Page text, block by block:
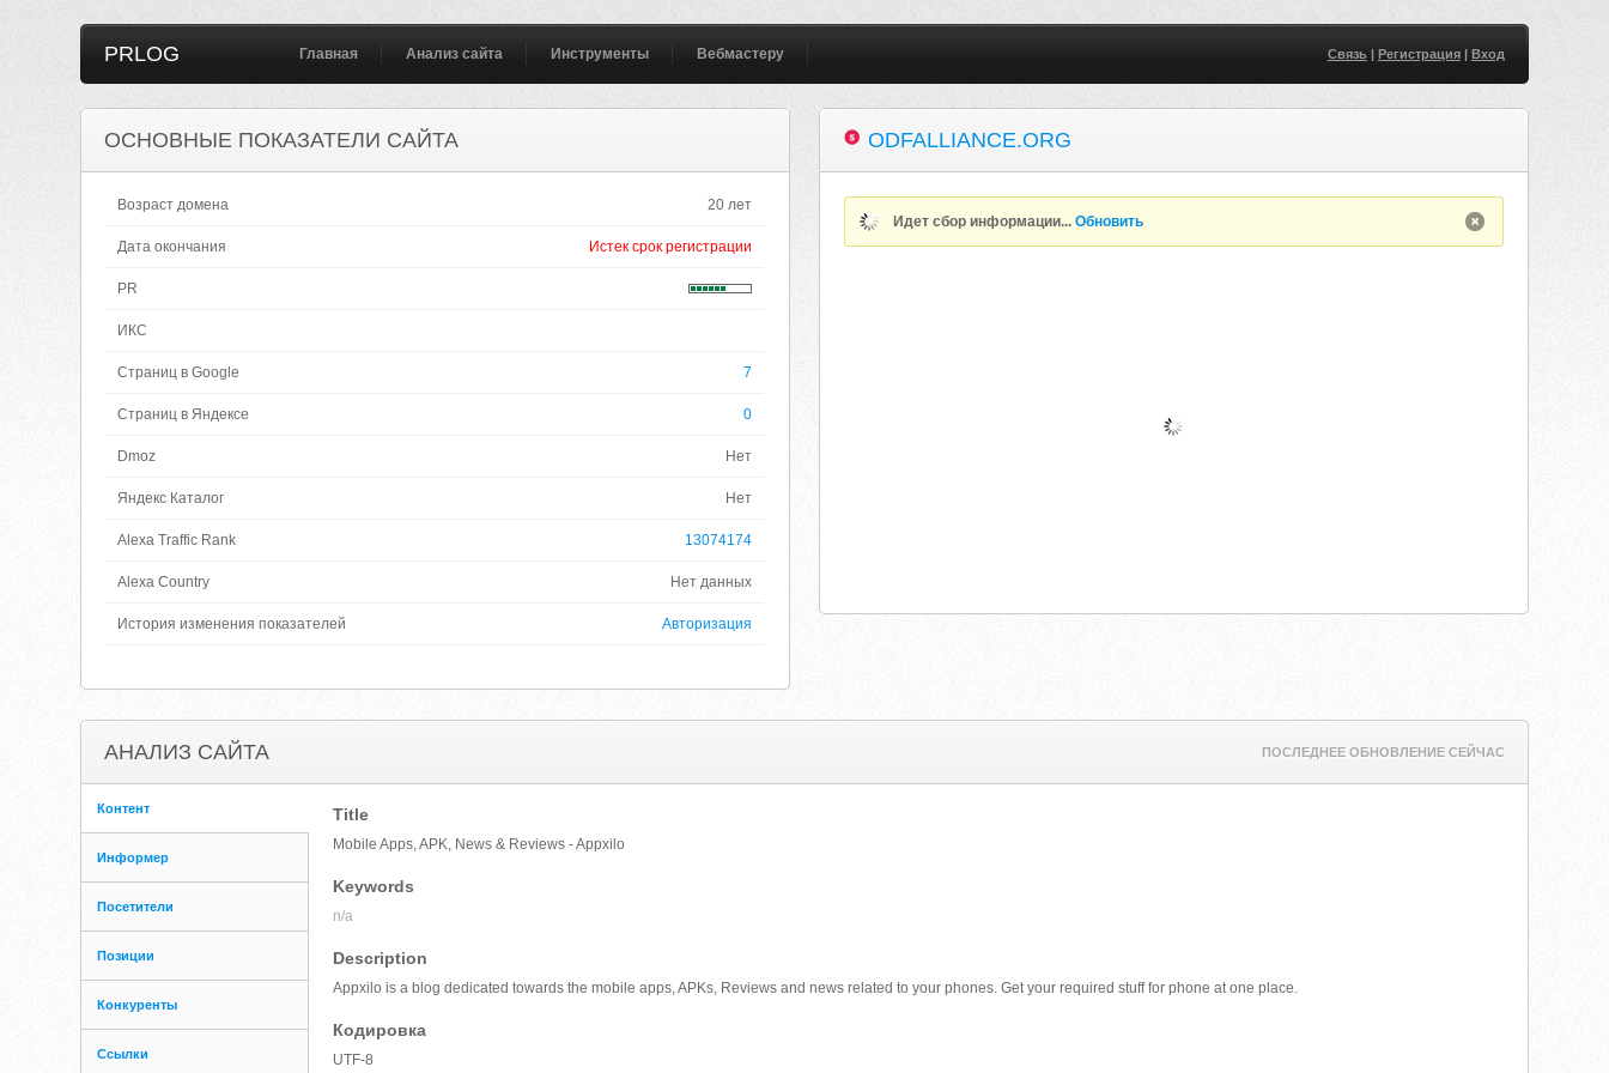
PRLOG Главная Анализ сайта Инструменты Вебмастеру Связь| Регистрация| Вход
ОСНОВНЫЕ ПОКАЗАТЕЛИ САЙТА
Возраст домена 20 лет
Дата окончания Истек срок регистрации
PR
ИКС
Страниц в Google 7
Страниц в Яндексе 0
Dmoz Нет
Яндекс Каталог Нет
Alexa Traffic Rank 13074174
Alexa Country Нет данных
История изменения показателей Авторизация
ODFALLIANCE.ORG
Идет сбор информации...Обновить
АНАЛИЗ САЙТА ПОСЛЕДНЕЕ ОБНОВЛЕНИЕ СЕЙЧАС
Контент
Информер
Посетители
Позиции
Конкуренты
Ссылки
Title
Mobile Apps, APK, News & Reviews - Appxilo
Keywords
n/a
Description
Appxilo is a blog dedicated towards the mobile apps, APKs, Reviews and news related to your phones. Get your required stuff for phone at one place.
Кодировка
UTF-8